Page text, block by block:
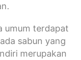
umum terdapat
sabun yang
merupakan